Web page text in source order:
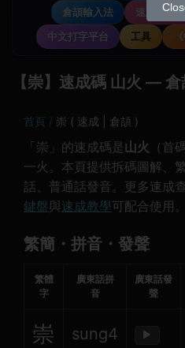
倉頡輸入法
速成輸入
中文打字平台
工具
【崇】速成碼 山火 —
首頁 崇 ( 速成 | 倉頡 )
「崇」的速成碼是 山火 （首
一火。本頁提供拆碼圖解、
話、普通話發音。更多速成查
鍵盤與速成教學可配合使用。
繁簡・拼音・發聲
繁體
字
廣東話拼
音
廣東話發
聲
崇 sung4 ▶